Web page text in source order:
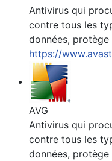
Antivirus qui
contre tous les
données,
https://
AVG
Antivirus qui
contre tous les
données,